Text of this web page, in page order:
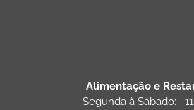
Alimentação e
Segunda à Sábado: